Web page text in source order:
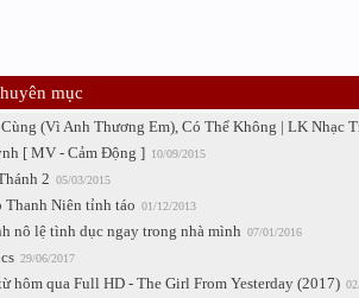
mục
(Vì Anh Thương Em), Có Thể Không | LK Nhạc
[ MV - Cảm Động ] 10/09/2015
2 05/03/2015
Thanh Niên tỉnh táo 01/12/2013
nô lệ tình dục ngay trong nhà mình 07/01/2016
29/06/2017
hôm qua Full HD - The Girl From Yesterday (2017)